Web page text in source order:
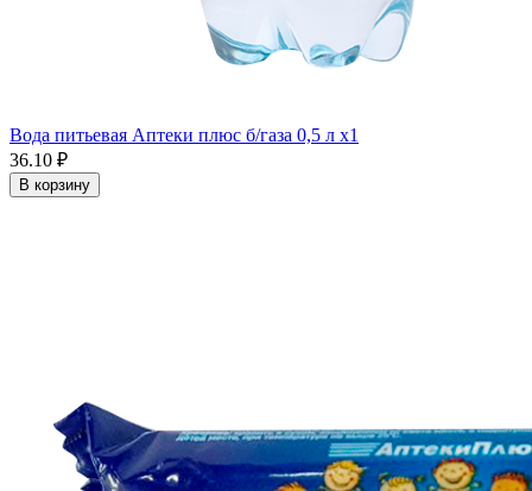
Вода питьевая Аптеки плюс б/газа 0,5 л x1
36.10 ₽
В корзину